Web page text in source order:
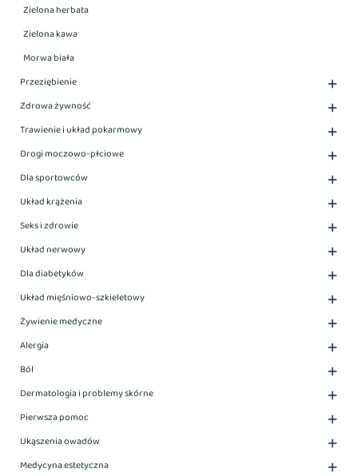
Zielona herbata
Zielona kawa
Morwa biała
Przeziębienie

Zdrowa żywność 
Trawienie i układ pokarmowy 
Drogi moczowo-płciowe 
Dla sportowców 
Układ krążenia 
Seks i zdrowie 
Układ nerwowy 
Dla diabetyków 
Układ mięśniowo-szkieletowy 
Żywienie medyczne 
Alergia 
Ból 
Dermatologia i problemy skórne 
Pierwsza pomoc 
Ukąszenia owadów 
Medycyna estetyczna 